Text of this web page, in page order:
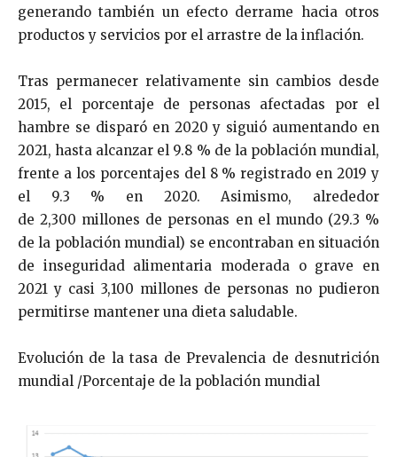
generando también un efecto derrame hacia otros
productos y servicios por el arrastre de la inflación.
Tras permanecer relativamente sin cambios desde
2015, el porcentaje de personas afectadas por el
hambre se disparó en 2020 y siguió aumentando en
2021, hasta alcanzar el 9.8 % de la población mundial,
frente a los porcentajes del 8 % registrado en 2019 y
el 9.3 % en 2020. Asimismo, alrededor
de 2,300 millones de personas en el mundo (29.3 %
de la población mundial) se encontraban en situación
de inseguridad alimentaria moderada o grave en
2021 y casi 3,100 millones de personas no pudieron
permitirse mantener una dieta saludable.
Evolución de la tasa de Prevalencia de desnutrición
mundial /Porcentaje de la población mundial